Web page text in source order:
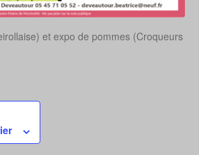
et expo de pommes (Croqueurs